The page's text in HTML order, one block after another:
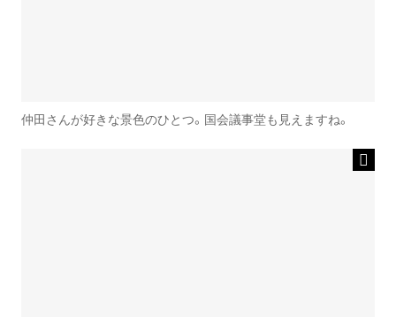
仲田さんが好きな景色のひとつ。国会議事堂も見えますね。